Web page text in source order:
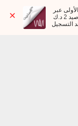
التسجيل